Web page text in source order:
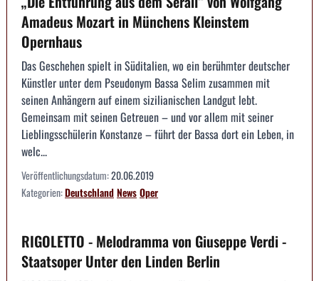
Amadeus Mozart in Münchens Kleinstem
Opernhaus
Das Geschehen spielt in Süditalien, wo ein berühmter deutscher
Künstler unter dem Pseudonym Bassa Selim zusammen mit
seinen Anhängern auf einem sizilianischen Landgut lebt.
Gemeinsam mit seinen Getreuen – und vor allem mit seiner
Lieblingsschülerin Konstanze – führt der Bassa dort ein Leben, in
welc...
Veröffentlichungsdatum:20.06.2019
Kategorien:DeutschlandNewsOper
RIGOLETTO - Melodramma von Giuseppe Verdi -
Staatsoper Unter den Linden Berlin